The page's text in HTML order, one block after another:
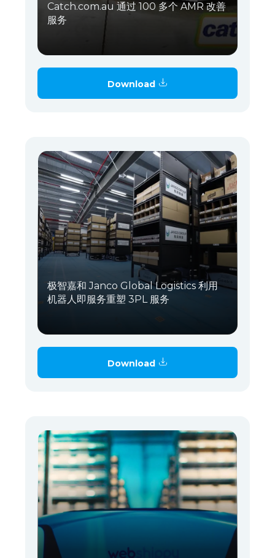
Catch.com.au 通过 100 多个 AMR 改善
服务
Download
极智嘉和 Janco Global Logistics 利用
机器人即服务重塑 3PL 服务
Download